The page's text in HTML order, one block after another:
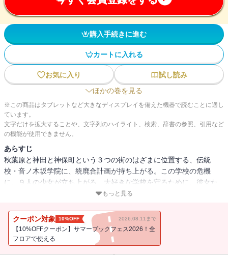
購入手続きに進む
カートに入れる
お気に入り
試し読み
ほかの巻を見る
※この商品はタブレットなど大きなディスプレイを備えた機器で読むことに適し
ています。
文字だけを拡大することや、文字列のハイライト、検索、辞書の参照、引用など
の機能が使用できません。
あらすじ
秋葉原と神田と神保町という３つの街のはざまに位置する、伝統
校・音ノ木坂学院に、統廃合計画が持ち上がる。この学校の危機
に、９人の少女が立ち上がる。大好きな学校を守るために、彼女た
ちが考えついた計画、それは・・・・・・アイドルになること!? 少
もっと見る
クーポン対象 10%OFF 2026.08.11まで
【10%OFFクーポン】サマーブックフェス2026！全
フロアで使える